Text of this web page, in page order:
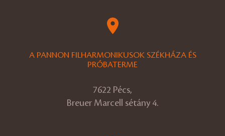
A PANNON FILHARMONIKUSOK SZÉKHÁZA ÉS
PRÓBATERME
7622 Pécs,
Breuer Marcell sétány 4.